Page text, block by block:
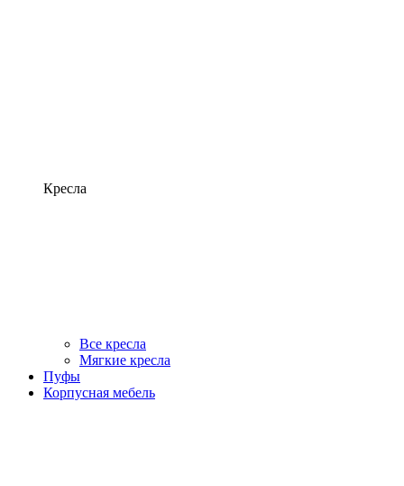
Кресла
Все кресла
Мягкие кресла
Пуфы
Корпусная мебель